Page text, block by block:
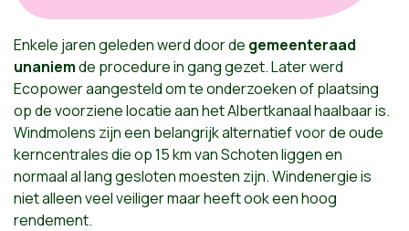
Enkele jaren geleden werd door de gemeenteraad
unaniemde procedure in gang gezet. Later werd
Ecopower aangesteld om te onderzoeken of plaatsing
op de voorziene locatie aan het Albertkanaal haalbaar is.
Windmolens zijn een belangrijk alternatief voor de oude
kerncentrales die op 15 km van Schoten liggen en
normaal al lang gesloten moesten zijn. Windenergie is
niet alleen veel veiliger maar heeft ook een hoog
rendement.